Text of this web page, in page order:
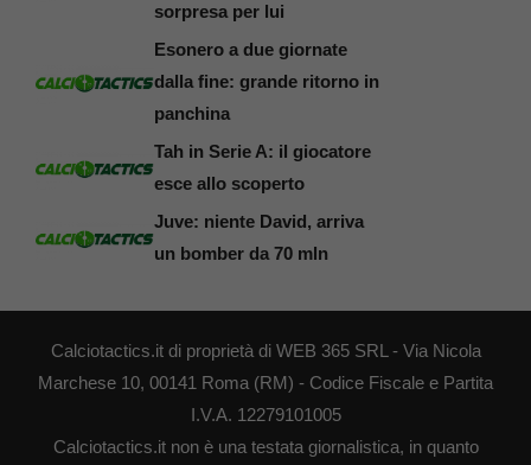
sorpresa per lui
Esonero a due giornate
dalla fine: grande ritorno in
panchina
Tah in Serie A: il giocatore
esce allo scoperto
Juve: niente David, arriva
un bomber da 70 mln
Calciotactics.it di proprietà di WEB 365 SRL - Via Nicola
Marchese 10, 00141 Roma (RM) - Codice Fiscale e Partita
I.V.A. 12279101005
Calciotactics.it non è una testata giornalistica, in quanto